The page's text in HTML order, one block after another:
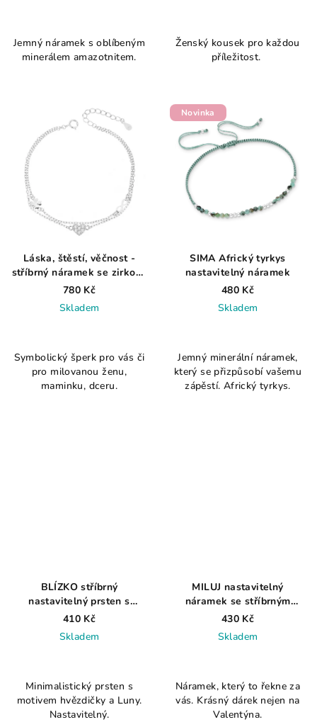
Jemný náramek s oblíbeným
minerálem amazotnitem.
Ženský kousek pro každou
příležitost.
Láska, štěstí, věčnost -
stříbrný náramek se zirkony
2,21gr
780 Kč
Skladem
Symbolický šperk pro vás či
pro milovanou ženu,
maminku, dceru.
Novinka
SIMA Africký tyrkys
nastavitelný náramek
480 Kč
Skladem
Jemný minerální náramek,
který se přizpůsobí vašemu
zápěstí. Africký tyrkys.
BLÍZKO stříbrný
nastavitelný prsten s
měsícem a hvězdou
410 Kč
Skladem
Minimalistický prsten s
motivem hvězdičky a Luny.
Nastavitelný.
MILUJ nastavitelný
náramek se stříbrným
srdíčkem v tyrkysové barvě
430 Kč
Skladem
Náramek, který to řekne za
vás. Krásný dárek nejen na
Valentýna.